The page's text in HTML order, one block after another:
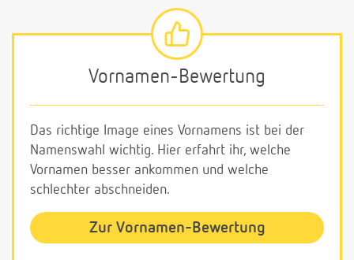
Vornamen-Bewertung
Das richtige Image eines Vornamens ist bei der
Namenswahl wichtig. Hier erfahrt ihr, welche
Vornamen besser ankommen und welche
schlechter abschneiden.
Zur Vornamen-Bewertung